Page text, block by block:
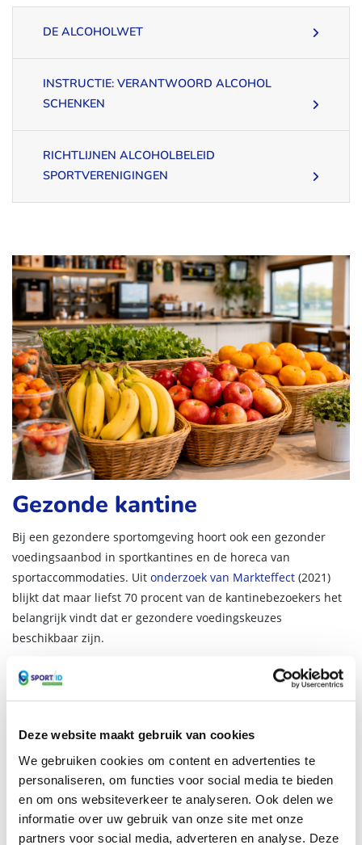
Deze website maakt gebruik van cookies
We gebruiken cookies om content en advertenties te
personaliseren, om functies voor social media te bieden
en om ons websiteverkeer te analyseren. Ook delen we
informatie over uw gebruik van onze site met onze
partners voor social media, adverteren en analyse. Deze
DE ALCOHOLWET
INSTRUCTIE: VERANTWOORD ALCOHOL
SCHENKEN
RICHTLIJNEN ALCOHOLBELEID
SPORTVERENIGINGEN
Gezonde kantine
Bij een gezondere sportomgeving hoort ook een gezonder
voedingsaanbod in sportkantines en de horeca van
sportaccommodaties. Uit onderzoek van Markteffect (2021)
blijkt dat maar liefst 70 procent van de kantinebezoekers het
belangrijk vindt dat er gezondere voedingskeuzes
beschikbaar zijn.
Kies daarom bewust voor gezondere opties in de
sportkantine. Denk aan water, fruit en een volkorentosti, naast
plek te geven, bijvoorbeeld met een slimme indeling van de
makkelijke keuze.